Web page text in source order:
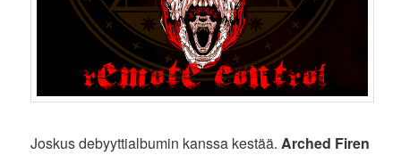
Joskus debyyttialbumin kanssa kestää.Arched Firen